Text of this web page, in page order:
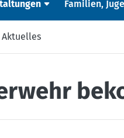
Familien,
Aktuelles